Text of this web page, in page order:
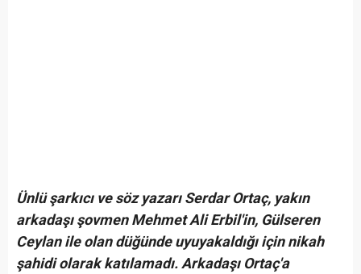
Ünlü şarkıcı ve söz yazarı Serdar Ortaç, yakın
arkadaşı şovmen Mehmet Ali Erbil'in, Gülseren
Ceylan ile olan düğünde uyuyakaldığı için nikah
şahidi olarak katılamadı. Arkadaşı Ortaç'a